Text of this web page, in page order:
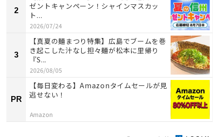
2
ゼントキャンペーン！シャインマスカッ
ト...
2026/07/24
3
【真夏の麺まつり特集】広島でブームを巻
き起こした汁なし担々麺が松本に里帰り
『S...
2026/08/05
PR
【毎日変わる】Amazonタイムセールが見
逃せない！
Amazon